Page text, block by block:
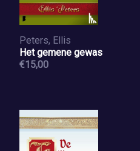
Peters, Ellis
Het gemene gewas
€15,00